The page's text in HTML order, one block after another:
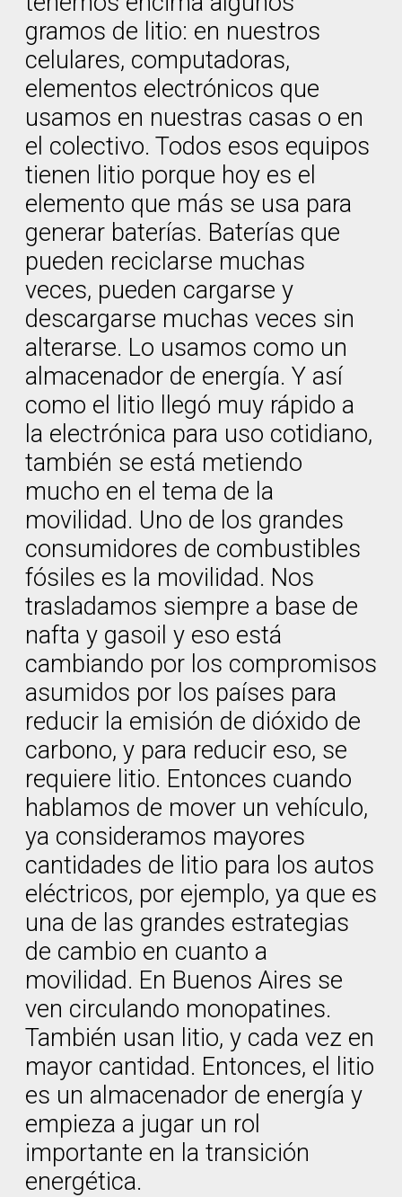
gramos de litio: en nuestros
celulares, computadoras,
elementos electrónicos que
usamos en nuestras casas o en
el colectivo. Todos esos equipos
tienen litio porque hoy es el
elemento que más se usa para
generar baterías. Baterías que
pueden reciclarse muchas
veces, pueden cargarse y
descargarse muchas veces sin
alterarse. Lo usamos como un
almacenador de energía. Y así
como el litio llegó muy rápido a
la electrónica para uso cotidiano,
también se está metiendo
mucho en el tema de la
movilidad. Uno de los grandes
consumidores de combustibles
fósiles es la movilidad. Nos
trasladamos siempre a base de
nafta y gasoil y eso está
cambiando por los compromisos
asumidos por los países para
reducir la emisión de dióxido de
carbono, y para reducir eso, se
requiere litio. Entonces cuando
hablamos de mover un vehículo,
ya consideramos mayores
cantidades de litio para los autos
eléctricos, por ejemplo, ya que es
una de las grandes estrategias
de cambio en cuanto a
movilidad. En Buenos Aires se
ven circulando monopatines.
También usan litio, y cada vez en
mayor cantidad. Entonces, el litio
es un almacenador de energía y
empieza a jugar un rol
importante en la transición
energética.